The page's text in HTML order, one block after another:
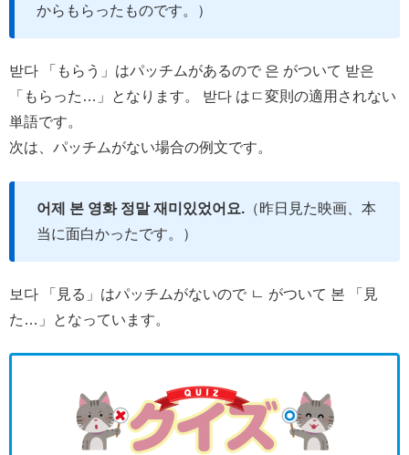
からもらったものです。）
받다 「もらう」はパッチムがあるので 은 がついて 받은
「もらった…」となります。 받다 はㄷ変則の適用されない
単語です。
次は、パッチムがない場合の例文です。
어제 본 영화 정말 재미있었어요. （昨日見た映画、本
当に面白かったです。）
보다 「見る」はパッチムがないので ㄴ がついて 본 「見
た…」となっています。